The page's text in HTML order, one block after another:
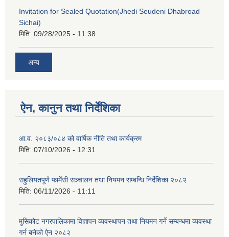
Invitation for Sealed Quotation(Jhedi Seudeni Dhabroad
Sichai)
मिति: 09/28/2025 - 11:38
अन्य
ऐन, कानुन तथा निर्देशिका
आ.व. २०८३/०८४ को वार्षिक नीति तथा कार्यक्रम
मिति: 07/10/2026 - 12:31
सहुलियतपूर्ण फार्मेसी सञ्चालन तथा नियमन सम्बन्धि निर्देशिका २०८२
मिति: 06/11/2026 - 11:11
मुसिकोट नगरपालिकामा विज्ञापन व्यवस्थापन तथा नियमन गर्ने सम्बन्धमा व्यवस्था
गर्न बनेको ऐन २०८२